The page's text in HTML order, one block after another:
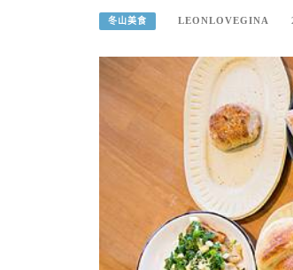
冬山美食 LEONLOVEGINA